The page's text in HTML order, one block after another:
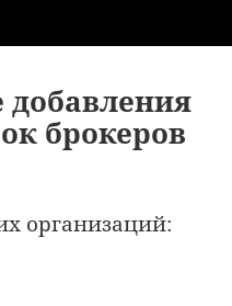
брокеров
организаций: